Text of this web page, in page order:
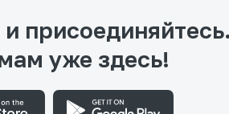
присоединяйтесь.
уже здесь!